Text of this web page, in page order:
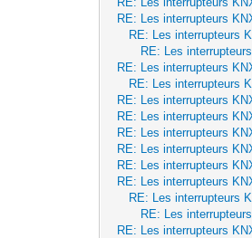
RE: Les interrupteurs
RE: Les interrupteurs
RE: Les
RE: Les interrupteurs
RE: Les interrupteurs
RE: Les interrupteurs
RE: Les interrupteurs
RE: Les interrupteurs
RE: Les interrupteurs
RE: Les interrupteurs
RE: Les interrupteurs
RE: Les interrupteurs
RE: Les
RE: Les interrupteurs